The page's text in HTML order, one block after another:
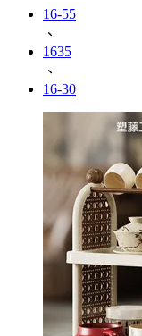
16-55
、
1635
、
16-30